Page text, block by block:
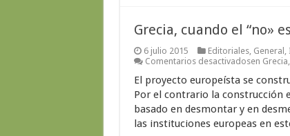
Grecia, cuando el “no»
6 julio 2015 Editoriales, General ,
Comentarios desactivadosen
El proyecto europeísta se
Por el contrario la construcción
basado en desmontar y en
las instituciones europeas en